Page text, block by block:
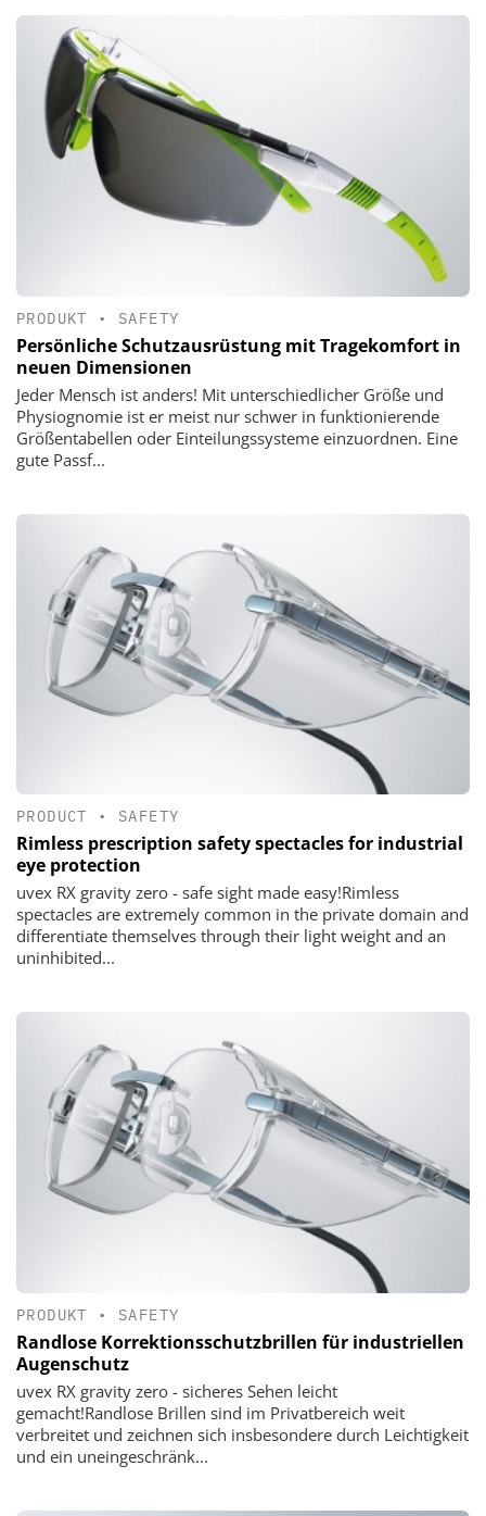
PRODUKT • SAFETY
Persönliche Schutzausrüstung mit Tragekomfort in
neuen Dimensionen
Jeder Mensch ist anders! Mit unterschiedlicher Größe und
Physiognomie ist er meist nur schwer in funktionierende
Größentabellen oder Einteilungssysteme einzuordnen. Eine
gute Passf...
PRODUCT • SAFETY
Rimless prescription safety spectacles for industrial
eye protection
uvex RX gravity zero - safe sight made easy!Rimless
spectacles are extremely common in the private domain and
differentiate themselves through their light weight and an
uninhibited...
PRODUKT • SAFETY
Randlose Korrektionsschutzbrillen für industriellen
Augenschutz
uvex RX gravity zero - sicheres Sehen leicht
gemacht!Randlose Brillen sind im Privatbereich weit
verbreitet und zeichnen sich insbesondere durch Leichtigkeit
und ein uneingeschränk...